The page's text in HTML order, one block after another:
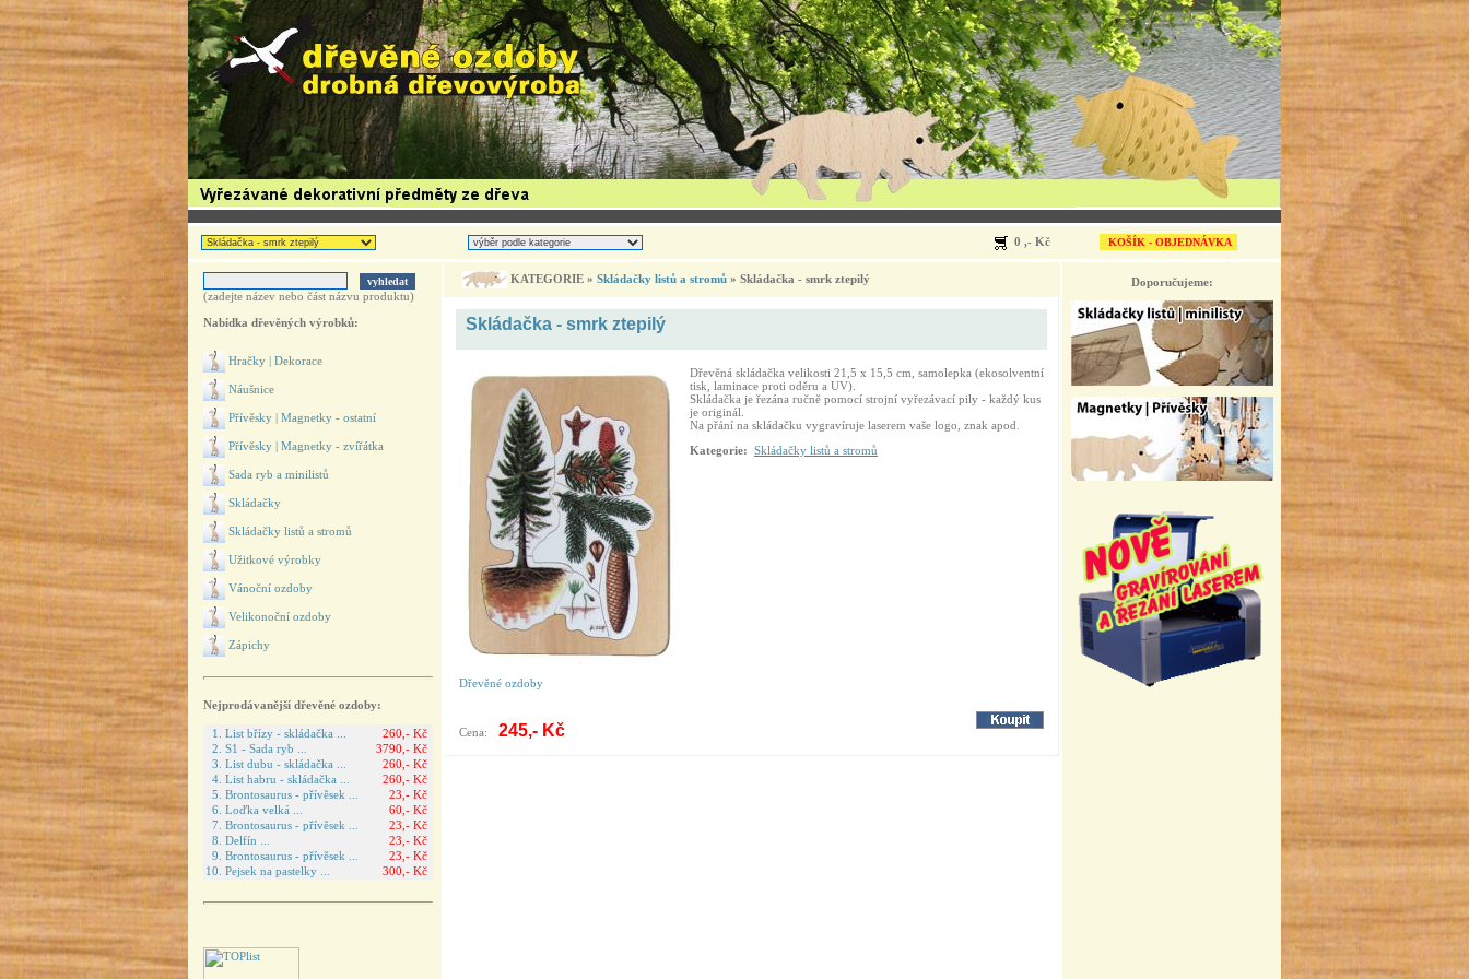
0 ,- Kč KOŠÍK - OBJEDNÁVKA
(zadejte název nebo část názvu produktu)
Nabídka dřevěných výrobků:
Hračky | Dekorace
Náušnice
Přívěsky | Magnetky - ostatní
Přívěsky | Magnetky - zvířátka
Sada ryb a minilistů
Skládačky
Skládačky listů a stromů
Užitkové výrobky
Vánoční ozdoby
Velikonoční ozdoby
Zápichy
Nejprodávanější dřevěné ozdoby:
1. List břízy - skládačka ...
260,- Kč
2. S1 - Sada ryb ...
3790,- Kč
3. List dubu - skládačka ...
260,- Kč
4. List habru - skládačka ...
260,- Kč
5. Brontosaurus - přívěsek ...
23,- Kč
6. Loďka velká ...
60,- Kč
7. Brontosaurus - přívěsek ...
23,- Kč
8. Delfín ...
23,- Kč
9. Brontosaurus - přívěsek ...
23,- Kč
10. Pejsek na pastelky ...
300,- Kč
KATEGORIE » Skládačky listů a stromů » Skládačka - smrk ztepilý
Skládačka - smrk ztepilý
Dřevěné ozdoby
Dřevěná skládačka velikosti 21,5 x 15,5 cm, samolepka (ekosolventní
tisk, laminace proti oděru a UV).
Skládačka je řezána ručně pomocí strojní vyřezávací pily - každý kus
je originál.
Na přání na skládačku vygravíruje laserem vaše logo, znak apod.
Kategorie: Skládačky listů a stromů
Cena: 245,- Kč
Doporučujeme: